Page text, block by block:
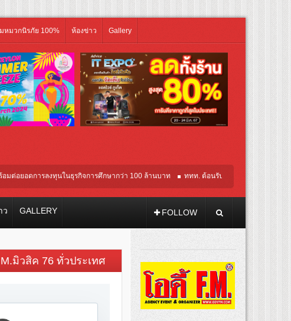
หมวกนิรภัย 100% ห้องข่าว Gallery
ารลงทุนในธุรกิจการศึกษากว่า 100 ล้านบาท ททท. ต้อนรับเที่ยวบินปฐมฤกษ์สายการบิน
ว GALLERY FOLLOW
มิวสิค 76 ทั่วประเทศ